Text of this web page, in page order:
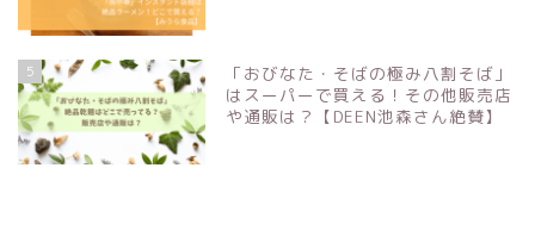
5
「おびなた・そばの極み八割そば」
はスーパーで買える！その他販売店
や通販は？【DEEN池森さん絶賛】